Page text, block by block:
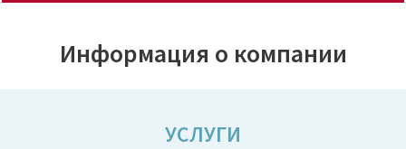
Информация о компании
УСЛУГИ